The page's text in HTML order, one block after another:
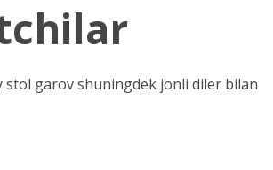
stol garov shuningdek jonli diler bilan